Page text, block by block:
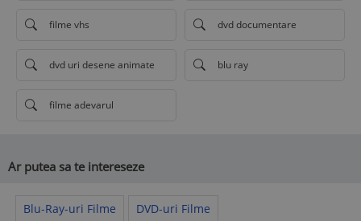
filme vhs dvd documentare
dvd uri desene animate blu ray
filme adevarul
Ar putea sa te intereseze
Blu-Ray-uri Filme DVD-uri Filme